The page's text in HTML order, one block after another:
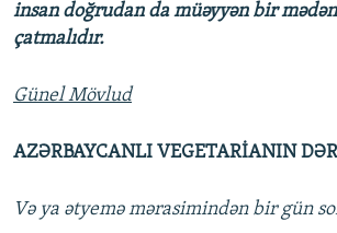
insan doğrudan da müəyyən bir
çatmalıdır.
Günel Mövlud
AZƏRBAYCANLI VEGETARİANIN
Və ya ətyemə mərasimindən bir gün